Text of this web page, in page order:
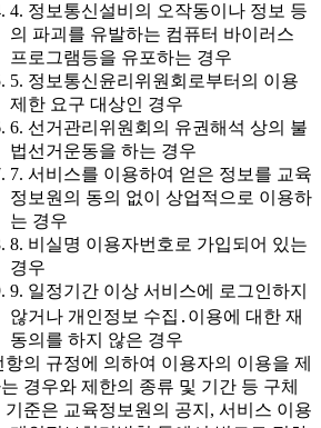
4. 정보통신설비의 오작동이나 정보 등
의 파괴를 유발하는 컴퓨터 바이러스
프로그램등을 유포하는 경우
5. 정보통신윤리위원회로부터의 이용
제한 요구 대상인 경우
6. 선거관리위원회의 유권해석 상의 불
법선거운동을 하는 경우
7. 서비스를 이용하여 얻은 정보를 교육
정보원의 동의 없이 상업적으로 이용하
는 경우
8. 비실명 이용자번호로 가입되어 있는
경우
9. 일정기간 이상 서비스에 로그인하지
않거나 개인정보 수집․이용에 대한 재
동의를 하지 않은 경우
의 규정에 의하여 이용자의 이용을 제
경우와 제한의 종류 및 기간 등 구체
기준은 교육정보원의 공지, 서비스 이용